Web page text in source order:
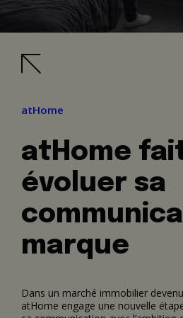
atHome
atHome
évoluer sa
marque
Dans un marché immobilier
atHome engage une nouvelle